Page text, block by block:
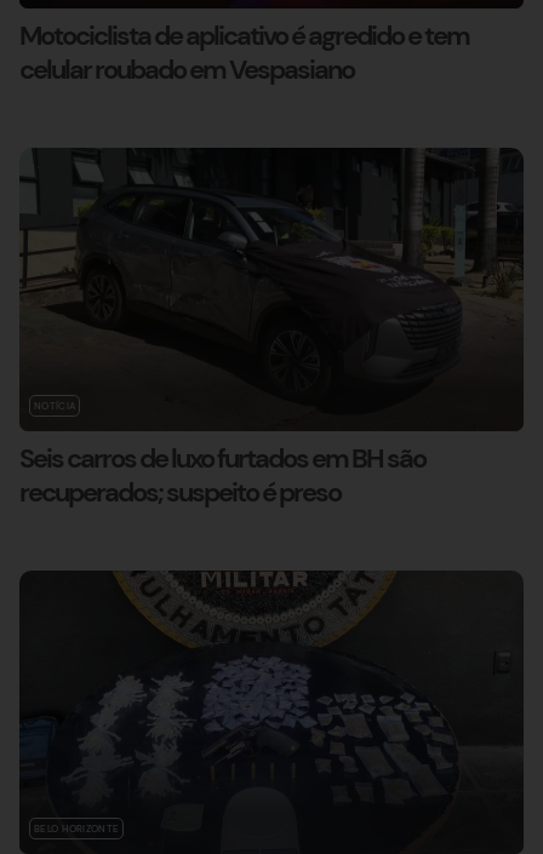
Motociclista de aplicativo é agredido e tem
celular roubado em Vespasiano
NOTÍCIA
Seis carros de luxo furtados em BH são
recuperados; suspeito é preso
BELO HORIZONTE